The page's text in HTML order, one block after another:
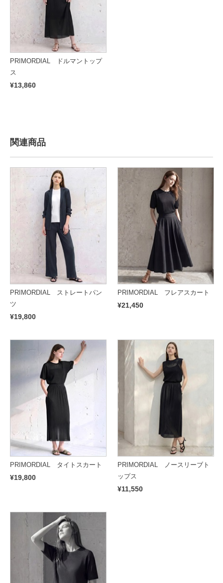
PRIMORDIAL ドルマントップ
ス
¥13,860
関連商品
PRIMORDIAL ストレートパン
ツ
¥19,800
PRIMORDIAL フレアスカート
¥21,450
PRIMORDIAL タイトスカート
¥19,800
PRIMORDIAL ノースリーブト
ップス
¥11,550